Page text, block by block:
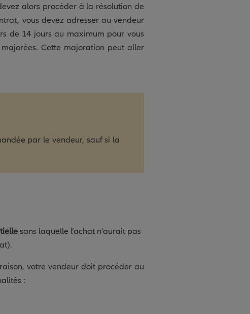
alors procéder à la résolution de
vous devez adresser au vendeur
de 14 jours au maximum pour vous
Cette majoration peut aller
par le vendeur, sauf si la
sans laquelle l’achat n’aurait pas
votre vendeur doit procéder au
: